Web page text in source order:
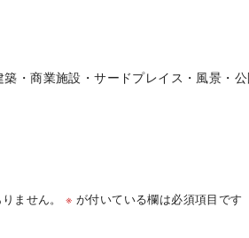
・商業施設・サードプレイス・風景・
ません。 ※ が付いている欄は必須項目です